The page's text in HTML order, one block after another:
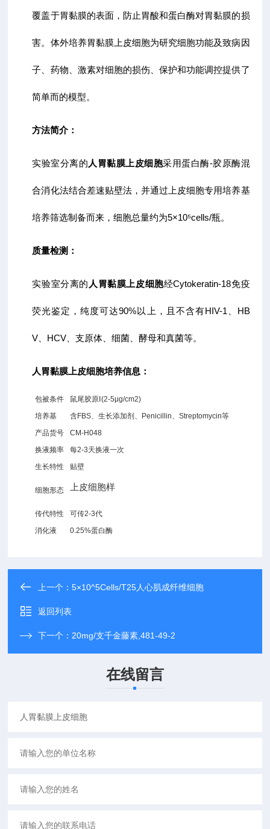
覆盖于胃黏膜的表面，防止胃酸和蛋白酶对胃黏膜的损
害。体外培养胃黏膜上皮细胞为研究细胞功能及致病因
子、药物、激素对细胞的损伤、保护和功能调控提供了
简单而的模型。
方法简介：
实验室分离的 人胃黏膜上皮细胞采用蛋白酶-胶原酶混
合消化法结合差速贴壁法，并通过上皮细胞专用培养基
培养筛选制备而来，细胞总量约为5×10⁵cells/瓶。
质量检测：
实验室分离的 人胃黏膜上皮细胞经Cytokeratin-18免疫
荧光鉴定，纯度可达90%以上，且不含有HIV-1、HB
V、HCV、支原体、细菌、酵母和真菌等。
人胃黏膜上皮细胞培养信息：
包被条件
鼠尾胶原Ⅰ(2-5μg/cm2)
培养基
含FBS、生长添加剂、Penicillin、Streptomycin等
产品货号
CM-H048
换液频率
每2-3天换液一次
生长特性
贴壁
细胞形态 上皮细胞样
传代特性
可传2-3代
消化液
0.25%蛋白酶
上一个：5×10^5Cells/T25人心肌成纤维细胞
返回列表
下一个： 20mg/支千金藤素,481-49-2
在线留言